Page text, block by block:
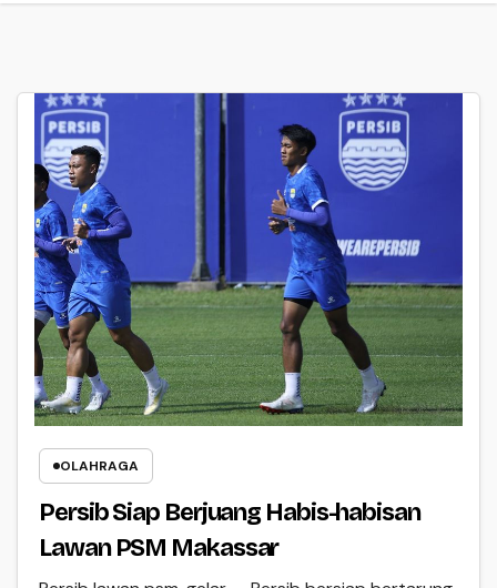
OLAHRAGA
Persib Siap Berjuang Habis-habisan
Lawan PSM Makassar